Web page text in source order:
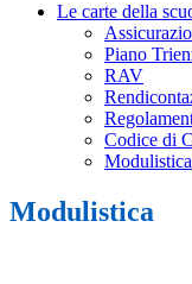
Le carte della
Piano
RAV
Codice di
Modulistica
Modulistica